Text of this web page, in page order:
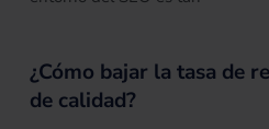
¿Cómo bajar la tasa de
de calidad?